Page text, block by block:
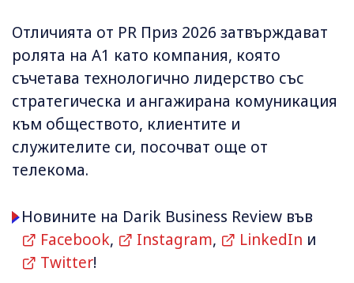
Отличията от PR Приз 2026 затвърждават
ролята на А1 като компания, която
съчетава технологично лидерство със
стратегическа и ангажирана комуникация
към обществото, клиентите и
служителите си, посочват още от
телекома.
Новините на Darik Business Review във
Facebook, Instagram, LinkedIn и
Twitter!